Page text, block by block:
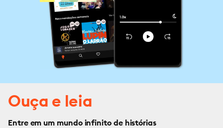
Ouça e leia
Entre em um mundo infinito de histórias